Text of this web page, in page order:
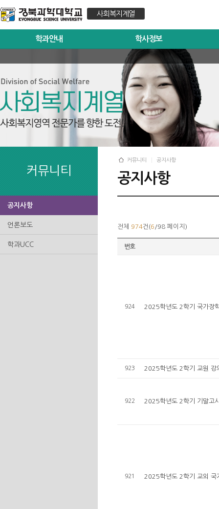
사회복지계열
학과안내 학사정보
커뮤니티
공지사항
언론보도
학과UCC
커뮤니티 공지사항
공지사항
전체 974건(6 /98 페이지)
번호
924 2025학년도 2학기 국가장
923 2025학년도 2학기 교원 강
922 2025학년도 2학기 기말고
921 2025학년도 2학기 교외 국